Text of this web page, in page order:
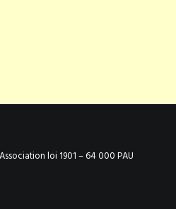
loi 1901 – 64 000 PAU